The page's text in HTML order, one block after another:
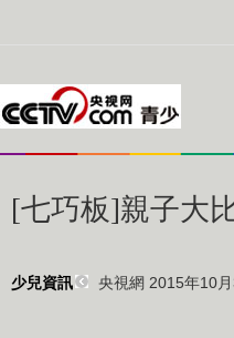
[七巧板]親子大
少兒資訊 央視網 2015年10